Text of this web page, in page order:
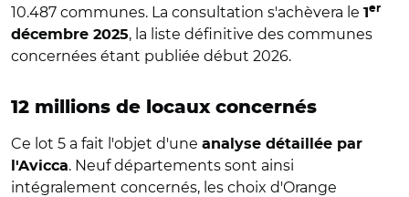
10.487 communes. La consultation s'achèvera le 1 er
décembre 2025, la liste définitive des communes
concernées étant publiée début 2026.
12 millions de locaux concernés
Ce lot 5 a fait l'objet d'une analyse détaillée par
l'Avicca. Neuf départements sont ainsi
intégralement concernés, les choix d'Orange